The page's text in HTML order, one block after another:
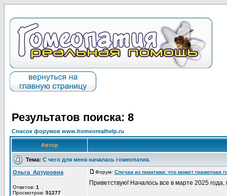
Результатов поиска: 8
Список форумов www.homeorealhelp.ru
Автор
Тема: С чего для меня началась гомеопатия.
Ольга_Артуровна
Ответов: 1
Просмотров: 51277
Форум: Случаи из практики: что может грамотная
Приветствую! Началось все в марте 2025